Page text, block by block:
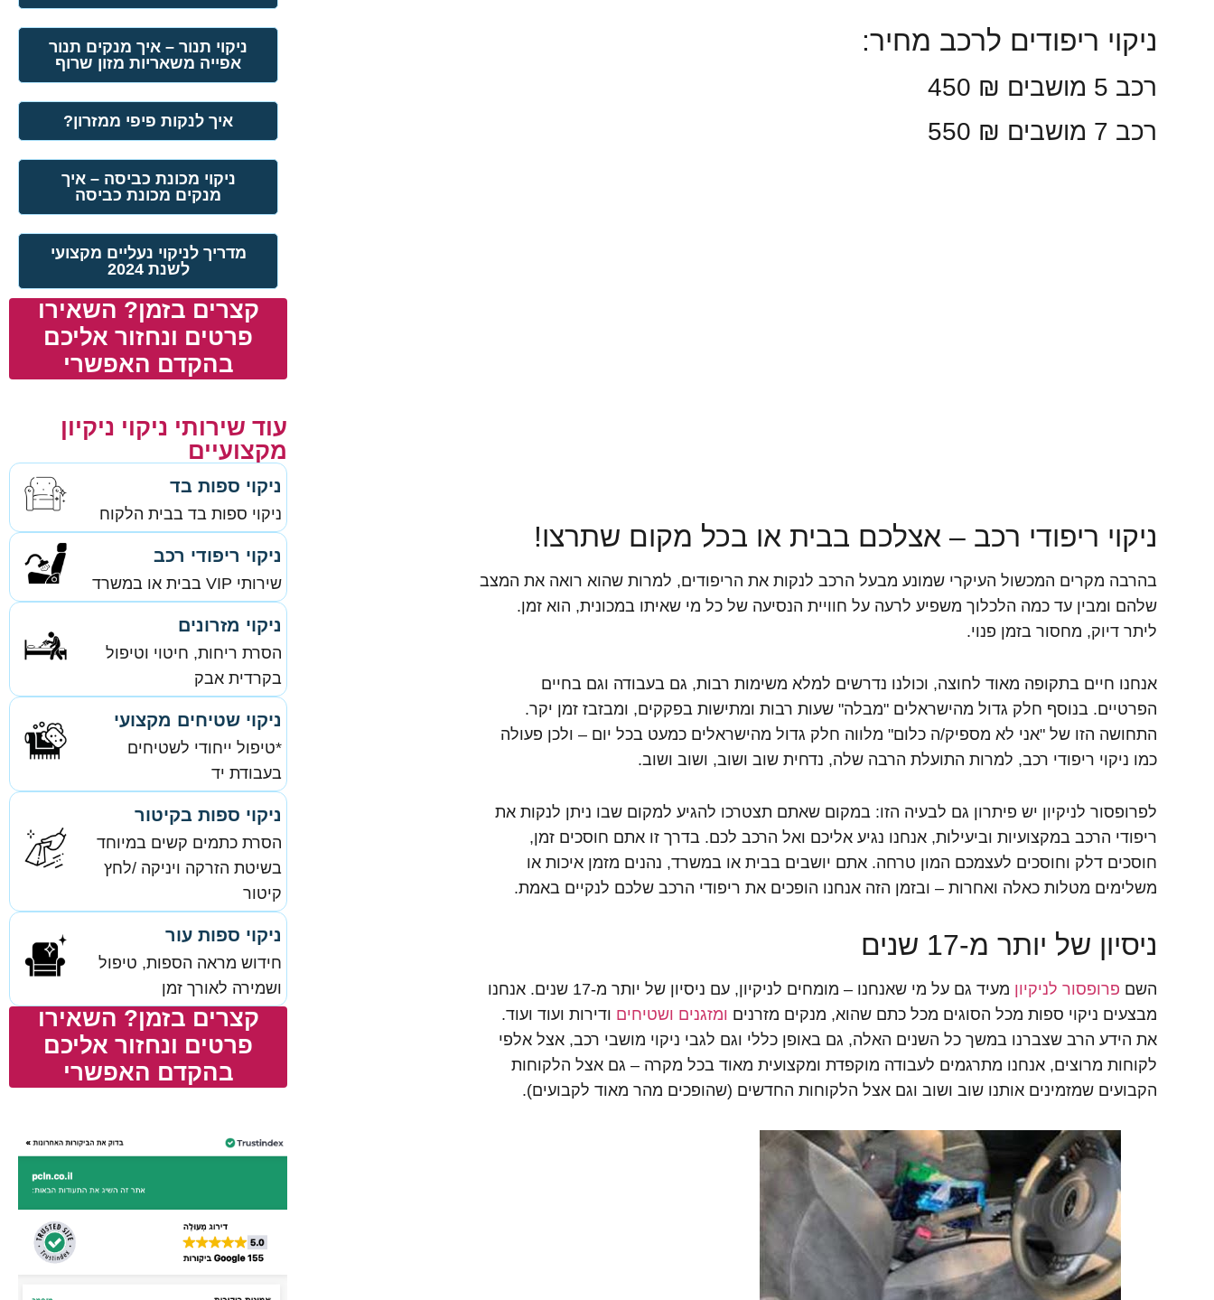
ניקוי ריפודים לרכב מחיר:
רכב 5 מושבים ₪ 450
רכב 7 מושבים ₪ 550
ניקוי ריפודי רכב – אצלכם בבית או בכל מקום שתרצו!
בהרבה מקרים המכשול העיקרי שמונע מבעל הרכב לנקות את הריפודים, למרות שהוא רואה את המצב
שלהם ומבין עד כמה הלכלוך משפיע לרעה על חוויית הנסיעה של כל מי שאיתו במכונית, הוא זמן.
ליתר דיוק, מחסור בזמן פנוי.
אנחנו חיים בתקופה מאוד לחוצה, וכולנו נדרשים למלא משימות רבות, גם בעבודה וגם בחיים
הפרטיים. בנוסף חלק גדול מהישראלים "מבלה" שעות רבות ומתישות בפקקים, ומבזבז זמן יקר.
התחושה הזו של "אני לא מספיק/ה כלום" מלווה חלק גדול מהישראלים כמעט בכל יום – ולכן פעולה
כמו ניקוי ריפודי רכב, למרות התועלת הרבה שלה, נדחית שוב ושוב, ושוב ושוב.
לפרופסור לניקיון יש פיתרון גם לבעיה הזו: במקום שאתם תצטרכו להגיע למקום שבו ניתן לנקות את
ריפודי הרכב במקצועיות וביעילות, אנחנו נגיע אליכם ואל הרכב לכם. בדרך זו אתם חוסכים זמן,
חוסכים דלק וחוסכים לעצמכם המון טרחה. אתם יושבים בבית או במשרד, נהנים מזמן איכות או
משלימים מטלות כאלה ואחרות – ובזמן הזה אנחנו הופכים את ריפודי הרכב שלכם לנקיים באמת.
ניסיון של יותר מ-17 שנים
השם פרופסור לניקיון
מעיד גם על מי שאנחנו – מומחים לניקיון, עם ניסיון של יותר מ-17 שנים. אנחנו
מבצעים ניקוי ספות מכל הסוגים מכל כתם שהוא, מנקים מזרנים ומזגנים ושטיחים ודירות ועוד ועוד.
את הידע הרב שצברנו במשך כל השנים האלה, גם באופן כללי וגם לגבי ניקוי מושבי רכב, אצל אלפי
לקוחות מרוצים, אנחנו מתרגמים לעבודה מוקפדת ומקצועית מאוד בכל מקרה – גם אצל הלקוחות
הקבועים שמזמינים אותנו שוב ושוב וגם אצל הלקוחות החדשים (שהופכים מהר מאוד לקבועים).
ניקוי תנור – איך מנקים תנור
אפייה משאריות מזון שרוף
איך לנקות פיפי ממזרון?
ניקוי מכונת כביסה – איך
מנקים מכונת כביסה
מדריך לניקוי נעליים מקצועי
לשנת 2024
קצרים בזמן? השאירו
פרטים ונחזור אליכם
בהקדם האפשרי
עוד שירותי ניקוי ניקיון
מקצועיים
ניקוי ספות בד
ניקוי ספות בד בבית הלקוח
ניקוי ריפודי רכב
שירותי VIP בבית או במשרד
ניקוי מזרונים
הסרת ריחות, חיטוי וטיפול
בקרדית אבק
ניקוי שטיחים מקצועי
*טיפול ייחודי לשטיחים
בעבודת יד
ניקוי ספות בקיטור
הסרת כתמים קשים במיוחד
בשיטת הזרקה ויניקה /לחץ
קיטור
ניקוי ספות עור
חידוש מראה הספות, טיפול
ושמירה לאורך זמן
קצרים בזמן? השאירו
פרטים ונחזור אליכם
בהקדם האפשרי